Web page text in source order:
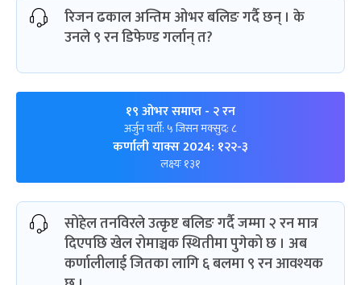
रिजन ढकाल अन्तिम ओभर बलिङ गर्दै छन् । के
उनले ९ रन डिफेण्ड गर्लान् त?
१९ ओभर समाप्त- २ रन
अर्जुन घर्ती: ५ जिसन मक्सुद: ८
कर्णाली याक्स 2024: १२२-३
लक्ष्यः १३१
सोहेल तनविरले उत्कृष्ट बलिङ गर्दै जम्मा २ रन मात्र
दिएपछि खेल रोमाञ्चक स्थितीमा पुगेको छ । अब
कर्णालीलाई जितका लागि ६ बलमा ९ रन आवश्यक